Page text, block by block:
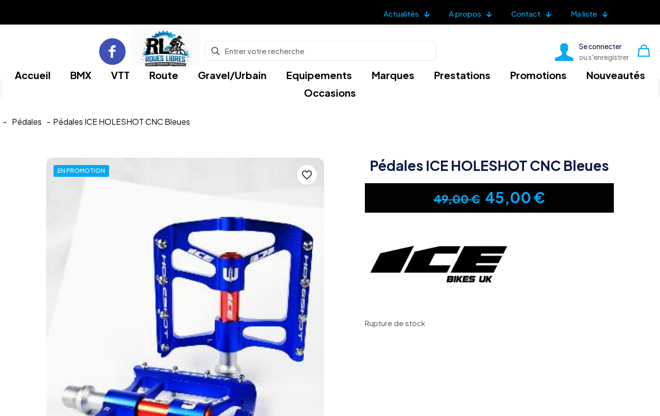
Actualités A propos Contact Ma liste
Se connecter
ou s'enregistrer
Accueil BMX VTT Route Gravel/Urbain Equipements Marques Prestations Promotions
Nouveautés
Occasions
- Pédales - Pédales ICE HOLESHOT CNC Bleues
EN PROMOTION Pédales ICE HOLESHOT CNC Bleues
49,00€ Le
initial
était :
45,00€
Rupture de stock